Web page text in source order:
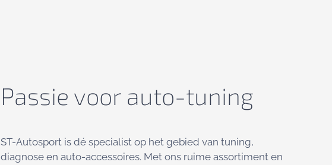
Passie voor auto-tuning
ST-Autosport is dé specialist op het gebied van tuning,
diagnose en auto-accessoires. Met ons ruime assortiment en